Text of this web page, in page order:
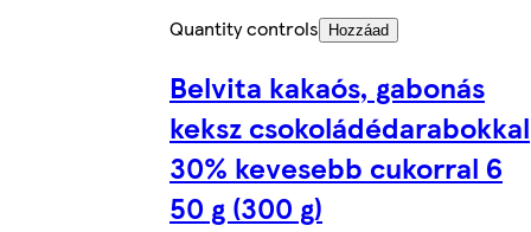
Quantity controls
Hozzáad
Belvita kakaós, gabonás
keksz csokoládédarabokkal
30% kevesebb cukorral 6
50 g (300 g)